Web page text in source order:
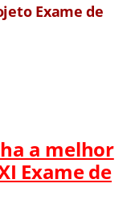
Exame de
a melhor
Exame de